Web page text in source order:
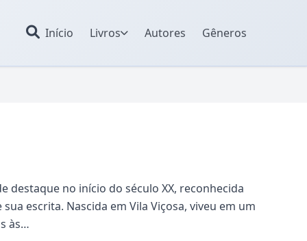
Início Livros Autores Gêneros
destaque no início do século XX, reconhecida
escrita. Nascida em Vila Viçosa, viveu em um
às…